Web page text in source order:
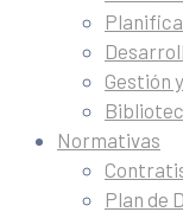
Gestión
Normativas
Plan de